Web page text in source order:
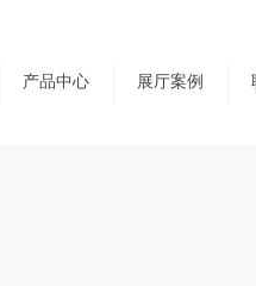
产品中心 展厅案例